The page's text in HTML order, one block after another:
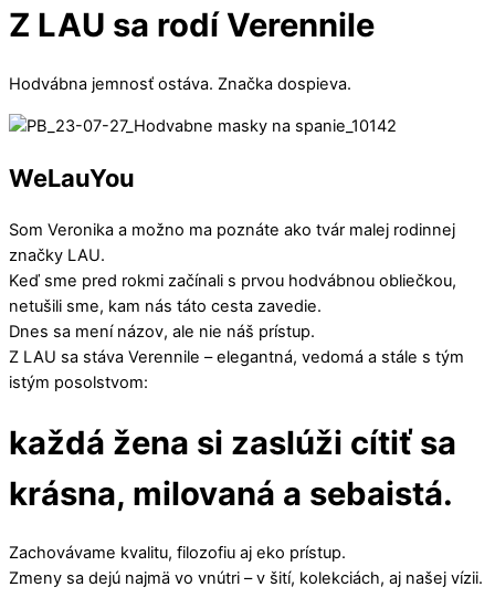
Menu
Cart
Z LAU sa rodí Verennile
Hodvábna jemnosť ostáva. Značka dospieva.
WeLauYou
Som Veronika a možno ma poznáte ako tvár malej rodinnej
značky LAU.
Keď sme pred rokmi začínali s prvou hodvábnou obliečkou,
netušili sme, kam nás táto cesta zavedie.
Dnes sa mení názov, ale nie náš prístup.
Z LAU sa stáva Verennile – elegantná, vedomá a stále s tým
istým posolstvom:
každá žena si zaslúži cítiť sa
krásna, milovaná a sebaistá.
Zachovávame kvalitu, filozofiu aj eko prístup.
Zmeny sa dejú najmä vo vnútri – v šití, kolekciách, aj našej vízii.